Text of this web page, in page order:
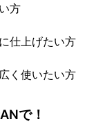
方
仕上げたい方
く使いたい方
で！